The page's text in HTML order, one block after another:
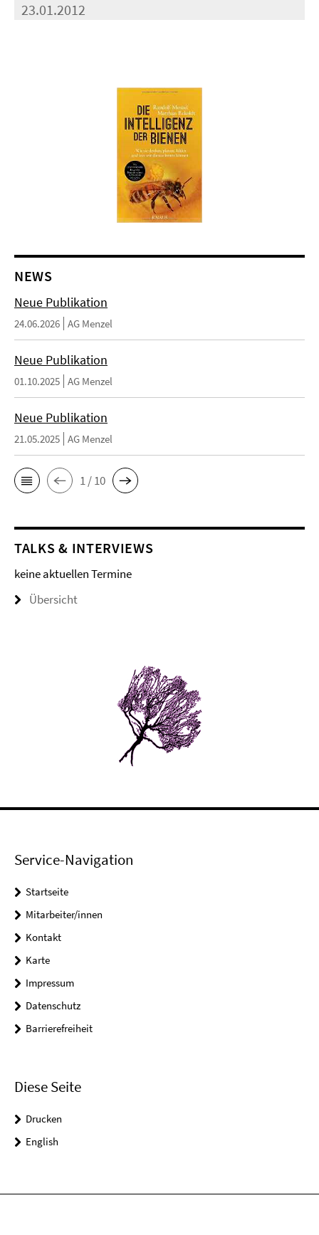
23.01.2012
NEWS
Neue Publikation
24.06.2026 AG Menzel
Neue Publikation
01.10.2025 AG Menzel
Neue Publikation
21.05.2025 AG Menzel
1 / 10
TALKS & INTERVIEWS
keine aktuellen Termine
Übersicht
Service-Navigation
Startseite
Mitarbeiter/innen
Kontakt
Karte
Impressum
Datenschutz
Barrierefreiheit
Diese Seite
Drucken
English